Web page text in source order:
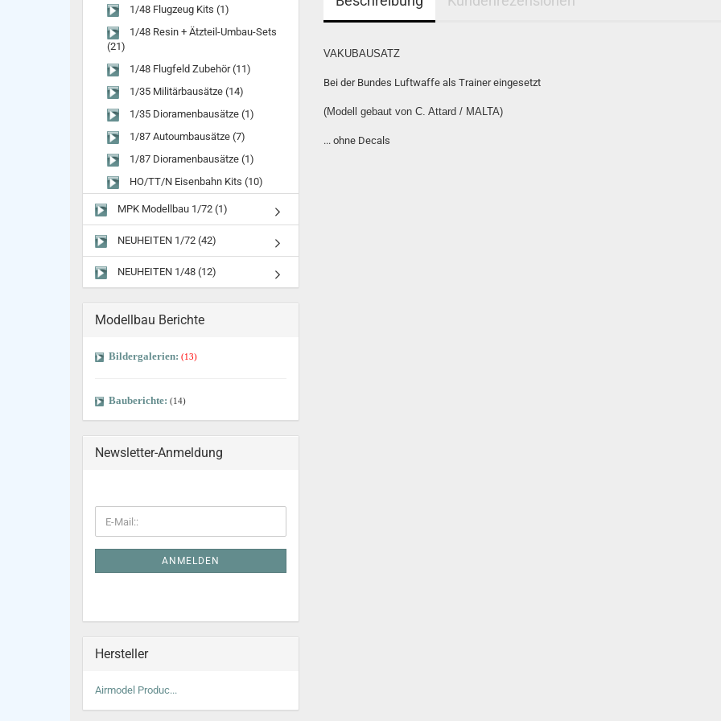
VAKUBAUSATZ
Bei der Bundes Luftwaffe als Trainer eingesetzt
(Modell gebaut von C. Attard / MALTA)
... ohne Decals
1/48 Flugzeug Kits (1)
1/48 Resin + Ätzteil-Umbau-Sets
(21)
1/48 Flugfeld Zubehör (11)
1/35 Militärbausätze (14)
1/35 Dioramenbausätze (1)
1/87 Autoumbausätze (7)
1/87 Dioramenbausätze (1)
HO/TT/N Eisenbahn Kits (10)
MPK Modellbau 1/72 (1)
NEUHEITEN 1/72 (42)
NEUHEITEN 1/48 (12)
Modellbau Berichte
Bildergalerien: (13)
Bauberichte: (14)
Newsletter-Anmeldung
ANMELDEN
Hersteller
Airmodel Produc...